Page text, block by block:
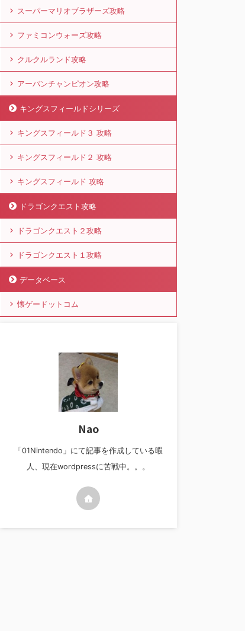
スーパーマリオブラザーズ攻略
ファミコンウォーズ攻略
クルクルランド攻略
アーバンチャンピオン攻略
キングスフィールドシリーズ
キングスフィールド３ 攻略
キングスフィールド２ 攻略
キングスフィールド 攻略
ドラゴンクエスト攻略
ドラゴンクエスト２攻略
ドラゴンクエスト１攻略
データベース
懐ゲードットコム
Nao
「01Nintendo」にて記事を作成している暇
人、現在wordpressに苦戦中。。。